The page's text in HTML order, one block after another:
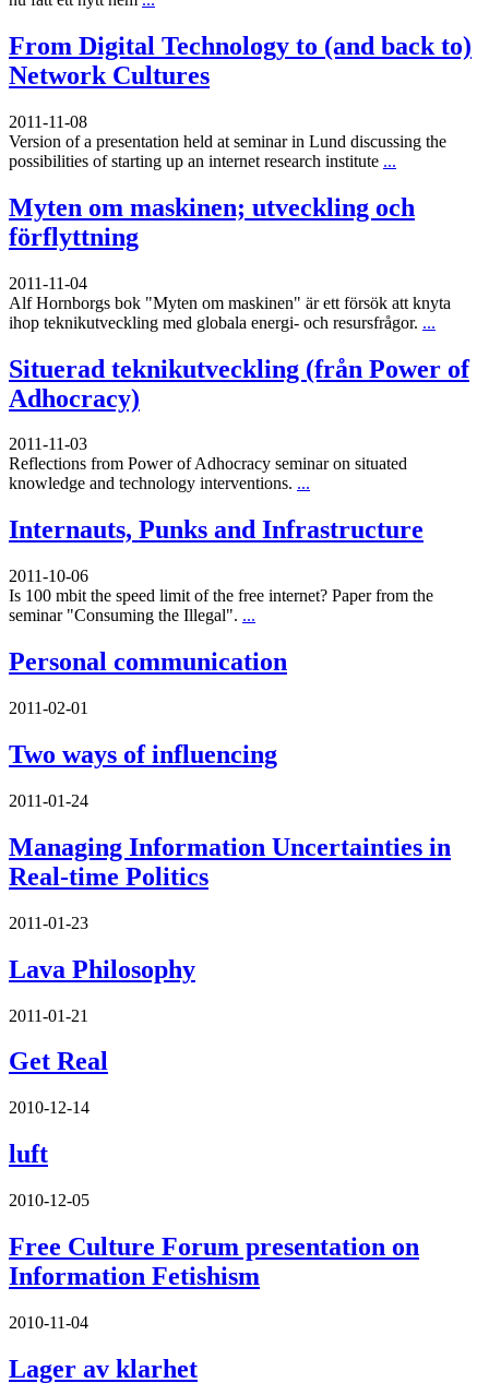
From Digital Technology to (and back to)
Network Cultures
2011-11-08
Version of a presentation held at seminar in Lund discussing the
possibilities of starting up an internet research institute ...
Myten om maskinen; utveckling och
förflyttning
2011-11-04
Alf Hornborgs bok "Myten om maskinen" är ett försök att knyta
ihop teknikutveckling med globala energi- och resursfrågor. ...
Situerad teknikutveckling (från Power of
Adhocracy)
2011-11-03
Reflections from Power of Adhocracy seminar on situated
knowledge and technology interventions. ...
Internauts, Punks and Infrastructure
2011-10-06
Is 100 mbit the speed limit of the free internet? Paper from the
seminar "Consuming the Illegal". ...
Personal communication
2011-02-01
Two ways of influencing
2011-01-24
Managing Information Uncertainties in
Real-time Politics
2011-01-23
Lava Philosophy
2011-01-21
Get Real
2010-12-14
luft
2010-12-05
Free Culture Forum presentation on
Information Fetishism
2010-11-04
Lager av klarhet